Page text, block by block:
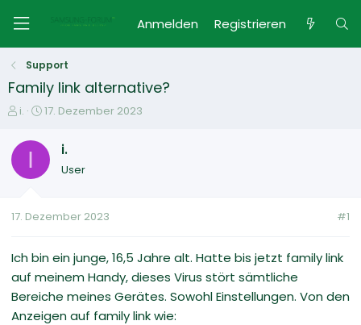
Anmelden Registrieren
Support
Family link alternative?
E
s
e
e
i.
E
s
e
t
m
17. Dezember 2023
I i.
User
17. Dezember 2023 #1
Ich bin ein junge, 16,5 Jahre alt. Hatte bis jetzt family link
auf meinem Handy, dieses Virus stört sämtliche
Bereiche meines Gerätes. Sowohl Einstellungen. Von den
Anzeigen auf family link wie: